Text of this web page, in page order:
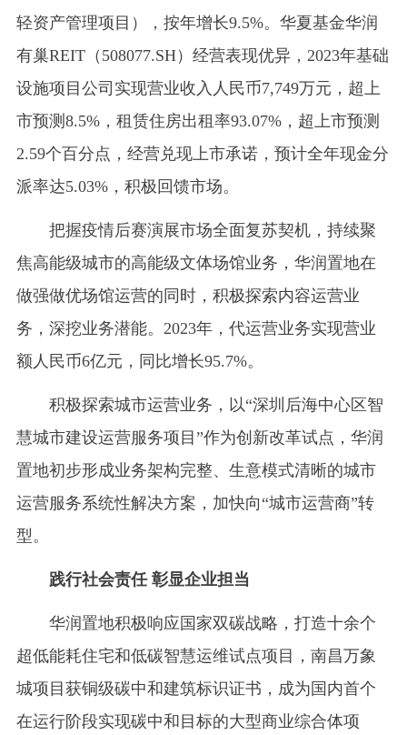
轻资产管理项目），按年增长9.5%。华夏基金华润
有巢REIT（508077.SH）经营表现优异，2023年基础
设施项目公司实现营业收入人民币7,749万元，超上
市预测8.5%，租赁住房出租率93.07%，超上市预测
2.59个百分点，经营兑现上市承诺，预计全年现金分
派率达5.03%，积极回馈市场。
把握疫情后赛演展市场全面复苏契机，持续聚
焦高能级城市的高能级文体场馆业务，华润置地在
做强做优场馆运营的同时，积极探索内容运营业
务，深挖业务潜能。2023年，代运营业务实现营业
额人民币6亿元，同比增长95.7%。
积极探索城市运营业务，以“深圳后海中心区智
慧城市建设运营服务项目”作为创新改革试点，华润
置地初步形成业务架构完整、生意模式清晰的城市
运营服务系统性解决方案，加快向“城市运营商”转
型。
践行社会责任 彰显企业担当
华润置地积极响应国家双碳战略，打造十余个
超低能耗住宅和低碳智慧运维试点项目，南昌万象
城项目获铜级碳中和建筑标识证书，成为国内首个
在运行阶段实现碳中和目标的大型商业综合体项